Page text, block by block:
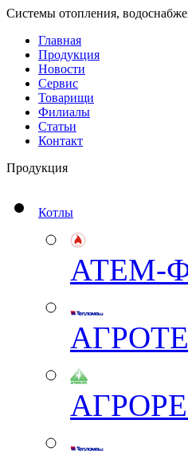
Системы отопления,
Главная
Продукция
Новости
Сервис
Товарищи
Филиалы
Статьи
Контакт
Продукция
Котлы
АТЕМ-